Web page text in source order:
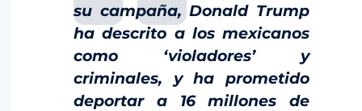
su campaña, Donald Trump
ha descrito a los mexicanos
como ‘violadores’ y
criminales, y ha prometido
deportar a 16 millones de